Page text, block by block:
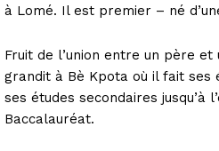
à Lomé. Il est premier – né
Fruit de l’union entre un père
grandit à Bè Kpota où il fait ses
ses études secondaires jusqu’à
Baccalauréat.